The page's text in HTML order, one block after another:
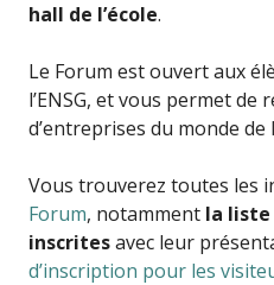
hall de l’école.
Le Forum est ouvert aux
l’ENSG, et vous permet
d’entreprises du monde de
Vous trouverez toutes les
Forum, notamment la liste
inscritesavec leur
d’inscription pour les